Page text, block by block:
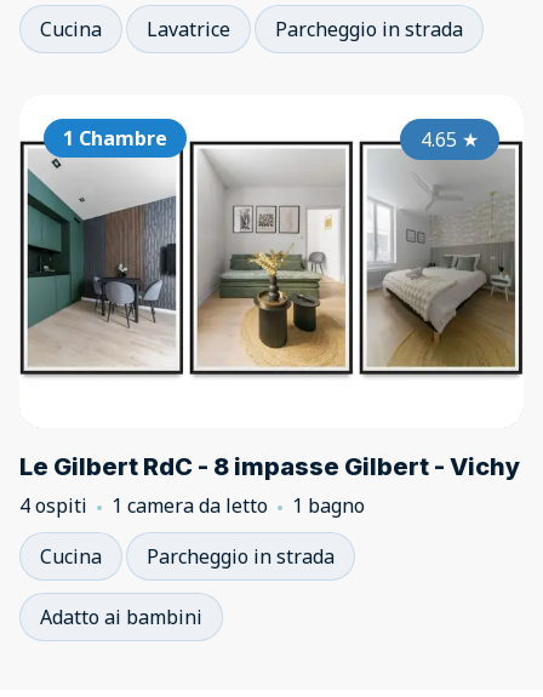
Cucina
Lavatrice Parcheggio in strada
1 Chambre 4.65 ★
Le Gilbert RdC - 8 impasse Gilbert - Vichy
4 ospiti 1 camera da letto
1 bagno
Cucina
Parcheggio in strada
Adatto ai bambini